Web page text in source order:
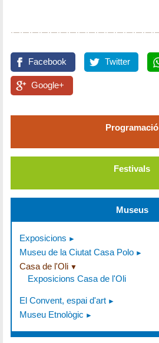
Facebook Twitter
Google+
Programació
Festivals
Museus
Exposicions
Museu de la Ciutat Casa Polo
Casa de l'Oli
Exposicions Casa de l'Oli
El Convent, espai d'art
Museu Etnològic